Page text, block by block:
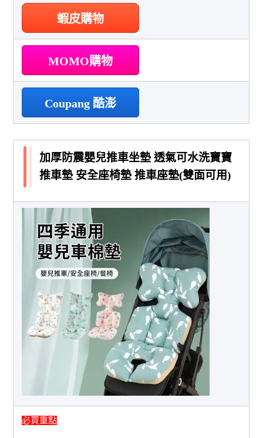
蝦皮購物
MOMO購物
Coupang 酷澎
加厚防震嬰兒推車坐墊 透氣可水洗寶寶
推車墊 安全座椅墊 推車座墊(雙面可用)
必買重點